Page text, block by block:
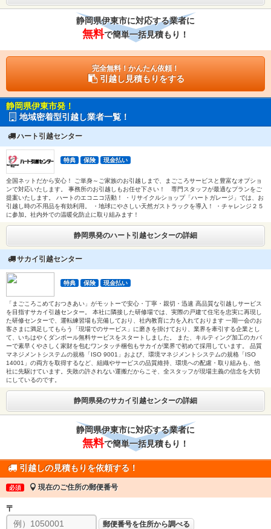
静岡県伊東市に対応する業者に
無料で簡単一括見積もり！
完全無料！かんたん依頼！
引越し見積もりをする
静岡県伊東市発！
地域密着型引越し業者一覧！
ハート引越センター
特典 保険 現金払い
全国ネットだから安心！ ご単身～ご家族のお引越しまで、まごころサービスと豊富なオプショ
ンで対応いたします。 事務所のお引越しもお任せ下さい！ 専門スタッフが最適なプランをご
提案いたします。 ハートのエコニコ活動！ ・リサイクルショップ「ハートガレージ」では、お
引越し時の不用品を有効利用。 ・地球にやさしい天然ガストラックを導入！ ・チャレンジ２５
に参加。社内外での温暖化防止に取り組みます！
静岡県発のハート引越センターの詳細
サカイ引越センター
特典 保険 現金払い
「まごころこめておつきあい」がモットーで安心・丁寧・親切・迅速 高品質な引越しサービス
を目指すサカイ引越センター。 本社に隣接した研修場では、実際の戸建て住宅を忠実に再現し
た研修センターで、運転練習場も完備しており、社内教育に力を入れております 一期一会のお
客さまに満足してもらう「現場でのサービス」に磨きを掛けており、業界を牽引する企業とし
て、いちはやくダンボール無料サービスをスタートしました。 また、キルティング加工のカバ
ーで素早くやさしく家財を包むワンタッチ梱包もサカイが業界で初めて採用しています。 品質
マネジメントシステムの規格「ISO 9001」および、環境マネジメントシステムの規格「ISO
14001」の両方を取得するなど、組織やサービスの品質維持、環境への配慮・取り組みも、他
社に先駆けています。失敗の許されない運搬だからこそ、全スタッフが現場主義の信念を大切
にしているのです。
静岡県発のサカイ引越センターの詳細
静岡県伊東市に対応する業者に
無料で簡単一括見積もり！
引越しの見積もりを依頼する！
必須 現在のご住所の郵便番号
〒
郵便番号を住所から調べる